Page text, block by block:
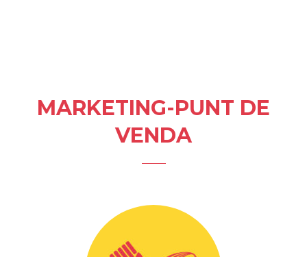
MARKETING-PUNT DE
VENDA